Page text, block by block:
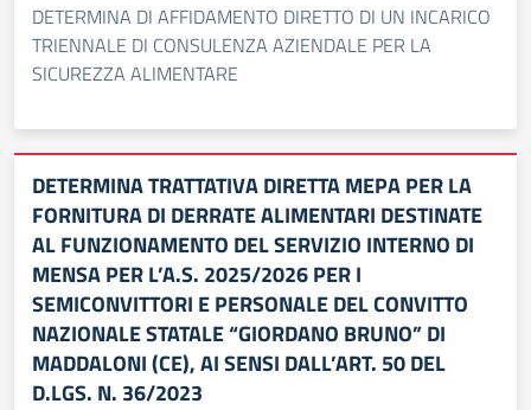
DETERMINA DI AFFIDAMENTO DIRETTO DI UN INCARICO
TRIENNALE DI CONSULENZA AZIENDALE PER LA
SICUREZZA ALIMENTARE
DETERMINA TRATTATIVA DIRETTA MEPA PER LA
FORNITURA DI DERRATE ALIMENTARI DESTINATE
AL FUNZIONAMENTO DEL SERVIZIO INTERNO DI
MENSA PER L’A.S. 2025/2026 PER I
SEMICONVITTORI E PERSONALE DEL CONVITTO
NAZIONALE STATALE “GIORDANO BRUNO” DI
MADDALONI (CE), AI SENSI DALL’ART. 50 DEL
D.LGS. N. 36/2023